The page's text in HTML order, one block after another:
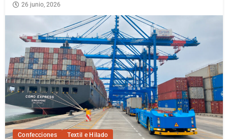
Confecciones Textil e Hilado
26 junio, 2026